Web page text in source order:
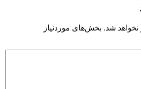
نخواهد شد. بخش‌های موردنیاز